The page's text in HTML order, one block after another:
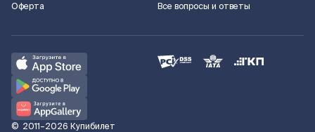
Оферта
Все вопросы и ответы
© 2011–2026 Купибилет